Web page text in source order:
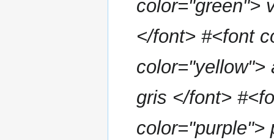
color="green">
</font> #<font
color="yellow">
gris </font>
color="purple">